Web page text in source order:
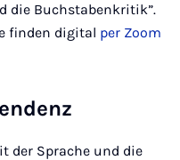
die Buchstabenkritik”.
finden digital per Zoom
der Sprache und die